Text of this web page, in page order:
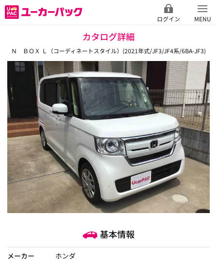
ログイン MENU
カタログ詳細
Ｎ ＢＯＸ Ｌ（コーディネートスタイル）(2021年式/JF3/JF4系/6BA-JF3)
基本情報
メーカー
ホンダ